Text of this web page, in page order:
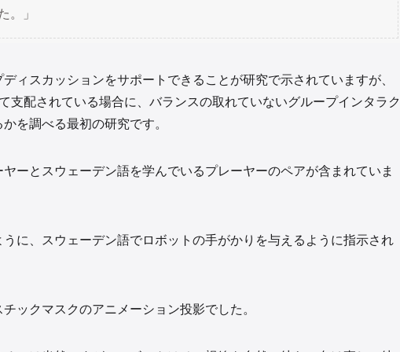
。」
ィスカッションをサポートできることが研究で示されていますが、
支配されている場合に、バランスの取れていないグループインタラク
を調べる最初の研究です。
ーとスウェーデン語を学んでいるプレーヤーのペアが含まれていま
に、スウェーデン語でロボットの手がかりを与えるように指示され
ックマスクのアニメーション投影でした。